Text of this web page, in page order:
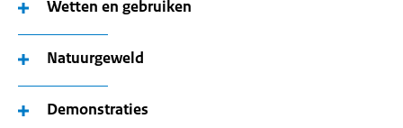
Wetten en gebruiken
Natuurgeweld
Demonstraties